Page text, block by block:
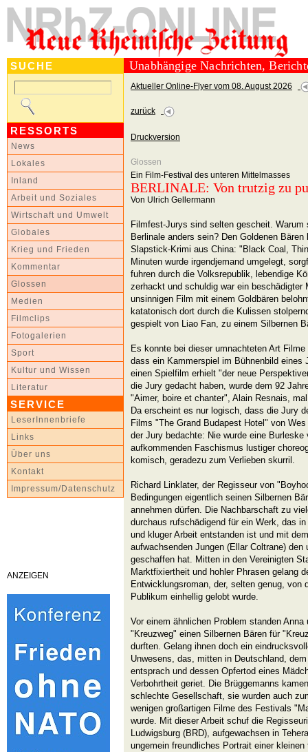
SUCHE
RESSORTS
News
Lokales
Inland
Arbeit und Soziales
Wirtschaft und Umwelt
Globales
Krieg und Frieden
Kommentar
Glossen
Medien
Filmclips
Fotogalerien
Sport
Kultur und Wissen
Literatur
SERVICE
LeserInnenbriefe
Links
Über uns
Kontakt
Impressum/Datenschutz
ANZEIGEN
Unabhängige Nachrichten,
Aktueller Online-Flyer vom 08. August 2026
zurück
Druckversion
Glossen
Ein Film-Festival des unteren Mittelmasses
BERLINALE: Von trutzig zu
Von Ulrich Gellermann
Filmfest-Jurys sind selten gescheit. Warum
Berlinale anders sein? Den Goldenen
Slapstick-Krimi aus China: "Black Coal,
Minuten wurde irgendjemand umgelegt,
fuhren durch die Volksrepublik, lebendige
zerhackt und schuldig war ein beschädigter
unsinnigen Film mit einem Goldbären
katatonisch dort durch die Kulissen
gespielt von Liao Fan, zu einem Silbernen
Es konnte bei dieser umnachteten Art
dass ein Kammerspiel im Bühnenbild eines
einen Spielfilm erhielt "der neue
die Jury gedacht haben, wurde dem 92
"Aimer, boire et chanter", Alain Resnais,
Da erscheint es nur logisch, dass die Jury
Films "The Grand Budapest Hotel" von
der Jury bedachte: Nie wurde eine Burleske
aufkommenden Faschismus lustiger
komisch, geradezu zum Verlieben skurril.
Richard Linklater, der Regisseur von
Bedingungen eigentlich seinen Silbernen
annehmen dürfen. Die Nachbarschaft zu
durchaus rufschädigend für ein Werk, das
und kluger Arbeit entstanden ist und mit
aufwachsenden Jungen (Ellar Coltrane)
geschaffen hat. Mitten in den Vereinigten
Marktfixiertheit und hohler Phrasen gelang
Entwicklungsroman, der, selten genug, von
Publikum einhellig gelobt wurde.
Vor einem ähnlichen Problem standen
"Kreuzweg" einen Silbernen Bären für
durften. Gelang ihnen doch ein
Unwesens, das, mitten in Deutschland,
entsprach und dessen Opfertod eines
Verbohrtheit geriet. Die Brüggemanns
schlechte Gesellschaft, sie wurden auch
wenigen großartigen Filme des Festivals
wurde. Mit dieser Arbeit schuf die
Ludwigsburg (BRD), aufgewachsen in
ungemein freundliches Portrait einer